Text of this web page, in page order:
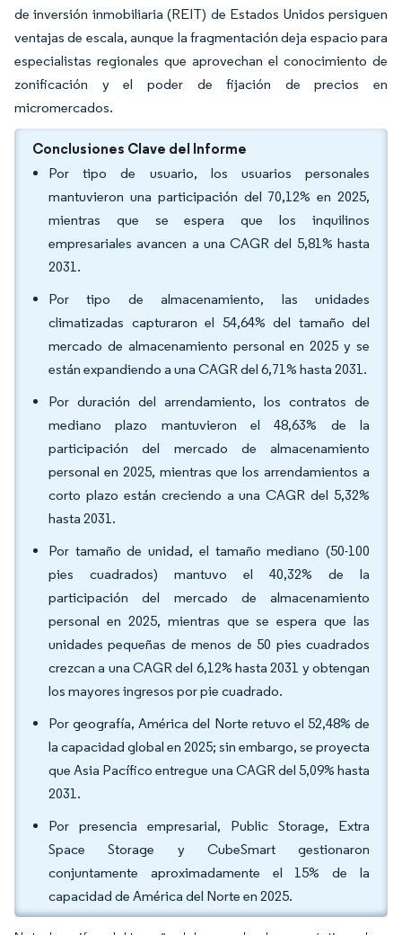
de inversión inmobiliaria (REIT) de Estados Unidos persiguen
ventajas de escala, aunque la fragmentación deja espacio para
especialistas regionales que aprovechan el conocimiento de
zonificación y el poder de fijación de precios en
micromercados.
Conclusiones Clave del Informe
Por tipo de usuario, los usuarios personales
mantuvieron una participación del 70,12% en 2025,
mientras que se espera que los inquilinos
empresariales avancen a una CAGR del 5,81% hasta
2031.
Por tipo de almacenamiento, las unidades
climatizadas capturaron el 54,64% del tamaño del
mercado de almacenamiento personal en 2025 y se
están expandiendo a una CAGR del 6,71% hasta 2031.
Por duración del arrendamiento, los contratos de
mediano plazo mantuvieron el 48,63% de la
participación del mercado de almacenamiento
personal en 2025, mientras que los arrendamientos a
corto plazo están creciendo a una CAGR del 5,32%
hasta 2031.
Por tamaño de unidad, el tamaño mediano (50-100
pies cuadrados) mantuvo el 40,32% de la
participación del mercado de almacenamiento
personal en 2025, mientras que se espera que las
unidades pequeñas de menos de 50 pies cuadrados
crezcan a una CAGR del 6,12% hasta 2031 y obtengan
los mayores ingresos por pie cuadrado.
Por geografía, América del Norte retuvo el 52,48% de
la capacidad global en 2025; sin embargo, se proyecta
que Asia Pacífico entregue una CAGR del 5,09% hasta
2031.
Por presencia empresarial, Public Storage, Extra
Space Storage y CubeSmart gestionaron
conjuntamente aproximadamente el 15% de la
capacidad de América del Norte en 2025.